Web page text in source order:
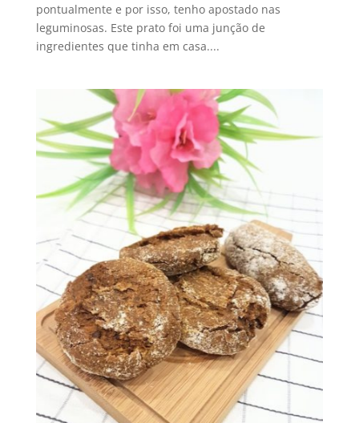
pontualmente e por isso, tenho apostado nas
leguminosas. Este prato foi uma junção de
ingredientes que tinha em casa....